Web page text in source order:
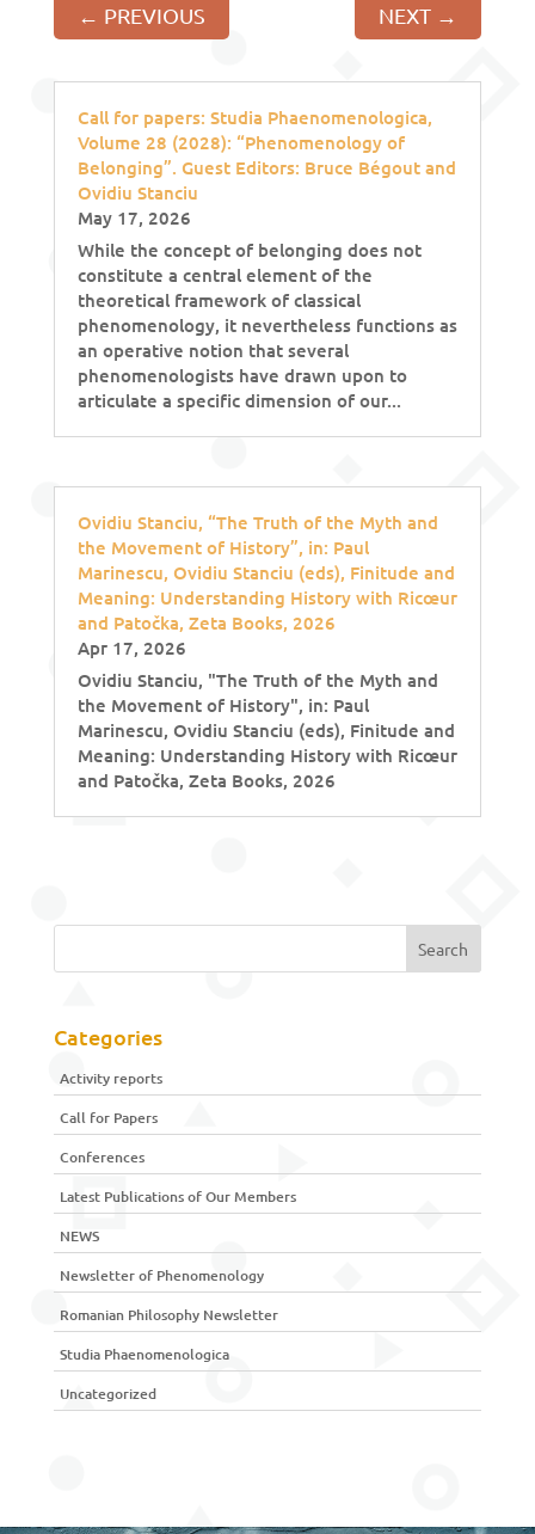
← PREVIOUS NEXT →
Call for papers: Studia Phaenomenologica,
Volume 28 (2028): “Phenomenology of
Belonging”. Guest Editors: Bruce Bégout and
Ovidiu Stanciu
May 17, 2026
While the concept of belonging does not
constitute a central element of the
theoretical framework of classical
phenomenology, it nevertheless functions as
an operative notion that several
phenomenologists have drawn upon to
articulate a specific dimension of our...
Ovidiu Stanciu, “The Truth of the Myth and
the Movement of History”, in: Paul
Marinescu, Ovidiu Stanciu (eds), Finitude and
Meaning: Understanding History with Ricœur
and Patočka, Zeta Books, 2026
Apr 17, 2026
Ovidiu Stanciu, "The Truth of the Myth and
the Movement of History", in: Paul
Marinescu, Ovidiu Stanciu (eds), Finitude and
Meaning: Understanding History with Ricœur
and Patočka, Zeta Books, 2026
Categories
Activity reports
Call for Papers
Conferences
Latest Publications of Our Members
NEWS
Newsletter of Phenomenology
Romanian Philosophy Newsletter
Studia Phaenomenologica
Uncategorized